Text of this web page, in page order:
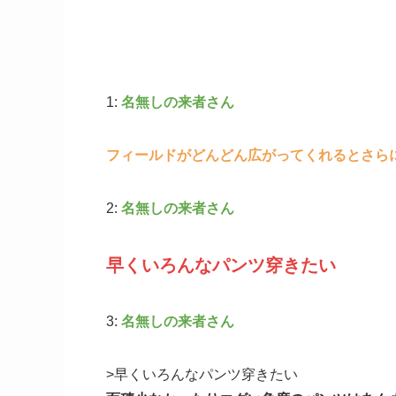
1: 名無しの来者さん
フィールドがどんどん広がってくれるとさら
2: 名無しの来者さん
早くいろんなパンツ穿きたい
3: 名無しの来者さん
>早くいろんなパンツ穿きたい